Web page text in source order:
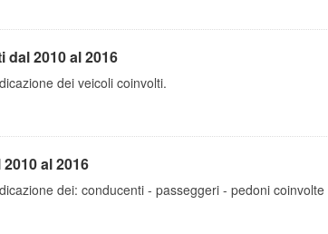
2010 al 2016
dei veicoli coinvolti.
al 2016
dei: conducenti - passeggeri - pedoni coinvolte